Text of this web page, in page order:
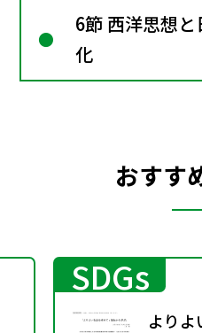
6節 西洋思想
化
おすす
SDGs
よりよ